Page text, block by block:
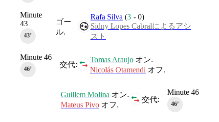
ゴー
ル.
Rafa Silva (3 -0)
Sidny Lopes Cabralによるアシ
スト
Minute
43
43‎’‎
交代:
Tomas Araujo オン.
Nicolás Otamendi オフ.
Minute 46
46‎’‎
Minute 46
46‎’‎
交代:
Guillem Molina オン.
Mateus Pivo オフ.